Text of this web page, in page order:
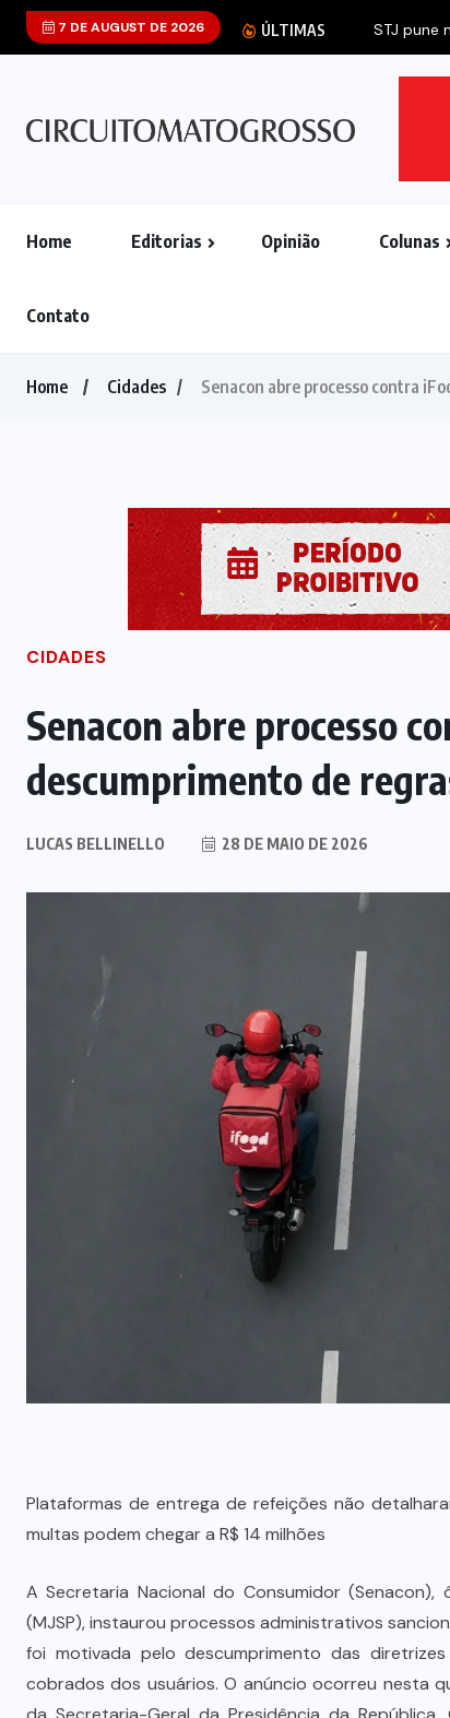
7 DE AUGUST DE 2026 ÚLTIMAS
Home Editorias Opinião Colunas
Contato
Home Cidades Senacon abre processo contra
CIDADES
Senacon abre processo
descumprimento de
LUCAS BELLINELLO 28 DE MAIO DE 2026
Plataformas de entrega de refeições não
multas podem chegar a R$ 14 milhões
A Secretaria Nacional do Consumidor
(MJSP), instaurou processos administrativos
foi motivada pelo descumprimento das
cobrados dos usuários. O anúncio ocorreu nesta